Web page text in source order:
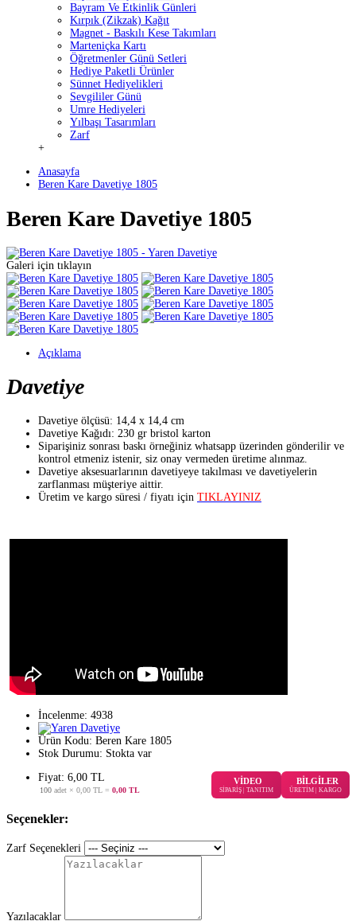
Bayram Ve Etkinlik Günleri
Kırpık (Zikzak) Kağıt
Magnet - Baskılı Kese Takımları
Marteniçka Kartı
Öğretmenler Günü Setleri
Hediye Paketli Ürünler
Sünnet Hediyelikleri
Sevgililer Günü
Umre Hediyeleri
Yılbaşı Tasarımları
Zarf
+
Anasayfa
Beren Kare Davetiye 1805
Beren Kare Davetiye 1805
Galeri için tıklayın
Açıklama
Davetiye
Davetiye ölçüsü: 14,4 x 14,4 cm
Davetiye Kağıdı: 230 gr bristol karton
Siparişiniz sonrası baskı örneğiniz whatsapp üzerinden gönderilir ve
kontrol etmeniz istenir, siz onay vermeden üretime alınmaz.
Davetiye aksesuarlarının davetiyeye takılması ve davetiyelerin
zarflanması müşteriye aittir.
Üretim ve kargo süresi / fiyatı için TIKLAYINIZ
İncelenme: 4938
Ürün Kodu: Beren Kare 1805
Stok Durumu: Stokta var
Fiyat: 6,00 TL
100 adet × 0,00 TL = 0,00 TL
VİDEO
SİPARİŞ | TANITIM
BİLGİLER
ÜRETİM | KARGO
Seçenekler:
Zarf Seçenekleri
Yazılacaklar